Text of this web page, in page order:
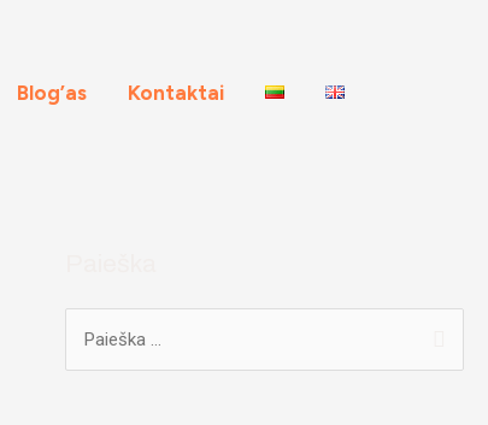
Blog’as Kontaktai